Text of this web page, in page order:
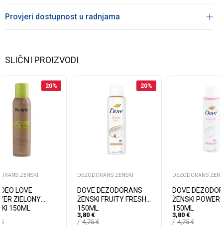
Provjeri dostupnost u radnjama
SLIČNI PROIZVODI
20%
ZENSKI
LOVE
ZIELONY
150ML
€
20%
DEZODORANS ZENSKI
DOVE DEZODORANS
ŽENSKI FRUITY FRESH
150ML
3,80 €
4,75€
DEZODORANS
DOVE
ŽENSKI POWER
150ML
3,80 €
4,75€